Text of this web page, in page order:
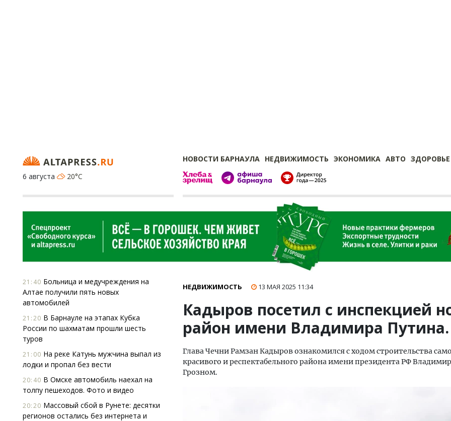
НОВОСТИ БАРНАУЛА НЕДВИЖИМОСТЬ ЭКОНОМИКА АВТО ЗДОРОВЬЕ
6 августа
20°C
21:40 Больница и медучреждения на
Алтае получили пять новых
автомобилей
21:20 В Барнауле на этапах Кубка
России по шахматам прошли шесть
туров
21:00 На реке Катунь мужчина выпал из
лодки и пропал без вести
20:40 В Омске автомобиль наехал на
толпу пешеходов. Фото и видео
20:20 Массовый сбой в Рунете: десятки
регионов остались без интернета и
НЕДВИЖИМОСТЬ 13 МАЯ 2025 11:34
Кадыров посетил с инспекцией
район имени Владимира
Глава Чечни Рамзан Кадыров ознакомился с ходом строительства
красивого и респектабельного района имени президента РФ
Грозном.